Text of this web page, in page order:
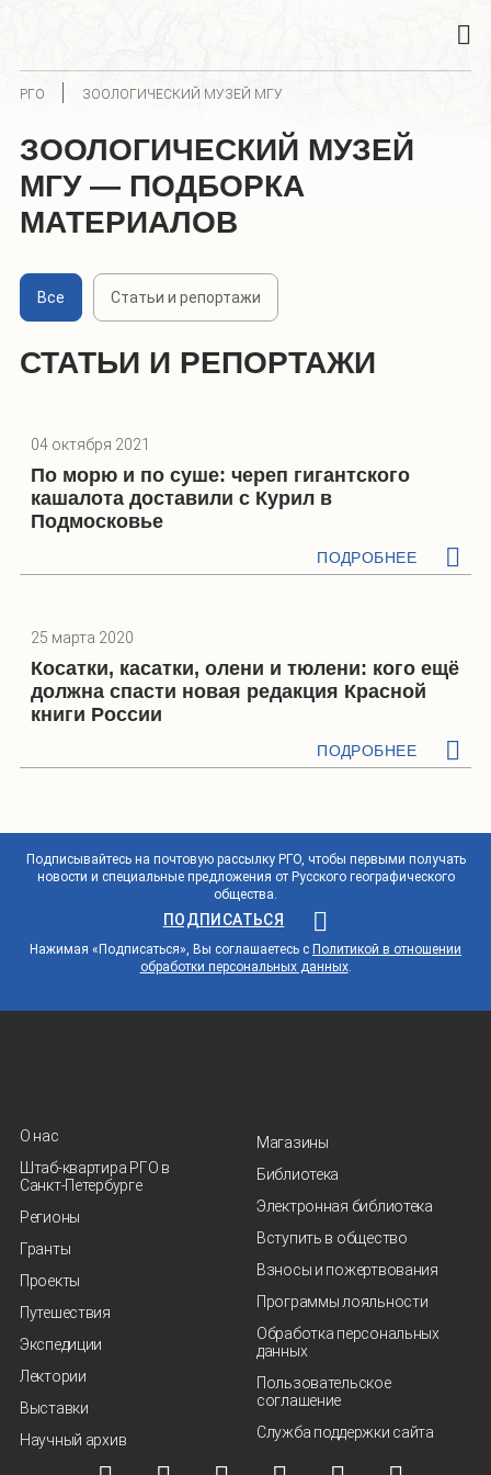
РГО ЗООЛОГИЧЕСКИЙ МУЗЕЙ МГУ
ЗООЛОГИЧЕСКИЙ МУЗЕЙ
МГУ — ПОДБОРКА
МАТЕРИАЛОВ
Все Статьи и репортажи
СТАТЬИ И РЕПОРТАЖИ
04 октября 2021
По морю и по суше: череп гигантского
кашалота доставили с Курил в
Подмосковье
ПОДРОБНЕЕ
25 марта 2020
Косатки, касатки, олени и тюлени: кого ещё
должна спасти новая редакция Красной
книги России
ПОДРОБНЕЕ
Подписывайтесь на почтовую рассылку РГО, чтобы первыми получать
новости и специальные предложения от Русского географического
общества.
ПОДПИСАТЬСЯ
Нажимая «Подписаться», Вы соглашаетесь с Политикой в отношении
обработки персональных данных.
О нас
Штаб-квартира РГО в
Санкт‑Петербурге
Регионы
Гранты
Проекты
Путешествия
Экспедиции
Лектории
Выставки
Научный архив
Магазины
Библиотека
Электронная библиотека
Вступить в общество
Взносы и пожертвования
Программы лояльности
Обработка персональных
данных
Пользовательское
соглашение
Служба поддержки сайта